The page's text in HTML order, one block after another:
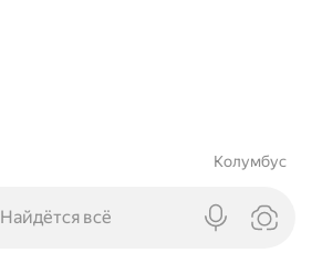
Колумбус
Найдётся всё